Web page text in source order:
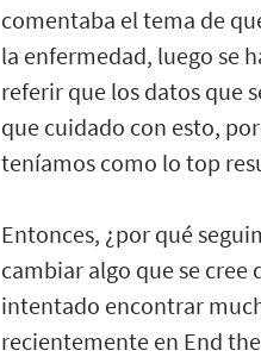
comentaba el tema de
la enfermedad, luego se
referir que los datos que
que cuidado con esto,
teníamos como lo top
Entonces, ¿por qué
cambiar algo que se cree
intentado encontrar
recientemente en End